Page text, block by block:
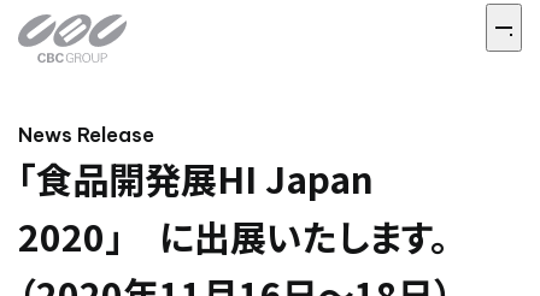
News Release
「食品開発展HI Japan
2020」 に出展いたします。